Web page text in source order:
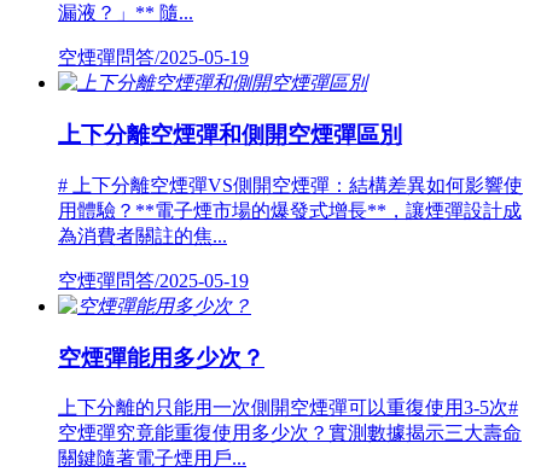
漏液？」** 隨...
空煙彈問答/2025-05-19
上下分離空煙彈和側開空煙彈區別
# 上下分離空煙彈VS側開空煙彈：結構差異如何影響使
用體驗？**電子煙市場的爆發式增長**，讓煙彈設計成
為消費者關註的焦...
空煙彈問答/2025-05-19
空煙彈能用多少次？
上下分離的只能用一次側開空煙彈可以重復使用3-5次#
空煙彈究竟能重復使用多少次？實測數據揭示三大壽命
關鍵隨著電子煙用戶...